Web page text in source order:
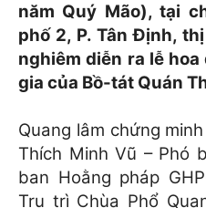
năm Quý Mão), tại
phố 2, P. Tân Định,
nghiêm diễn ra lễ
gia của Bồ-tát Quán
Quang lâm chứng
Thích Minh Vũ – Phó
ban Hoằng pháp
Trụ trì Chùa Phổ